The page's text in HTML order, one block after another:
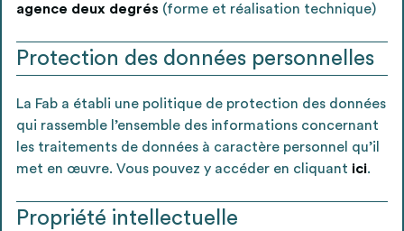
agence deux degrés (forme et réalisation technique)
Protection des données personnelles
La Fab a établi une politique de protection des données
qui rassemble l’ensemble des informations concernant
les traitements de données à caractère personnel qu’il
met en œuvre. Vous pouvez y accéder en cliquant ici.
Propriété intellectuelle